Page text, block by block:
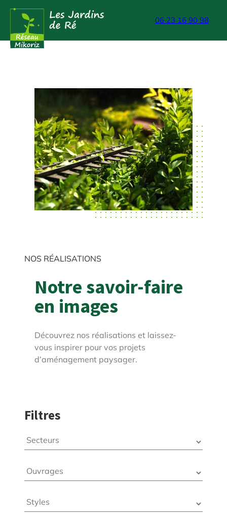
Aller
contenu
06 23 16 90 98
NOS RÉALISATIONS
Notre savoir-faire
en images
Découvrez nos réalisations et laissez-
vous inspirer pour vos projets
d’aménagement paysager.
Filtres
Secteurs
Ouvrages
Styles